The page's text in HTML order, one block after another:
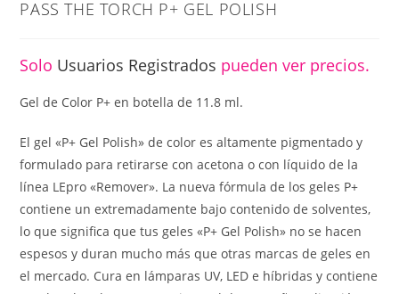
PASS THE TORCH P+ GEL POLISH
Solo Usuarios Registrados pueden ver precios.
Gel de Color P+ en botella de 11.8 ml.
El gel «P+ Gel Polish» de color es altamente pigmentado y
formulado para retirarse con acetona o con líquido de la
línea LEpro «Remover». La nueva fórmula de los geles P+
contiene un extremadamente bajo contenido de solventes,
lo que significa que tus geles «P+ Gel Polish» no se hacen
espesos y duran mucho más que otras marcas de geles en
el mercado. Cura en lámparas UV, LED e híbridas y contiene